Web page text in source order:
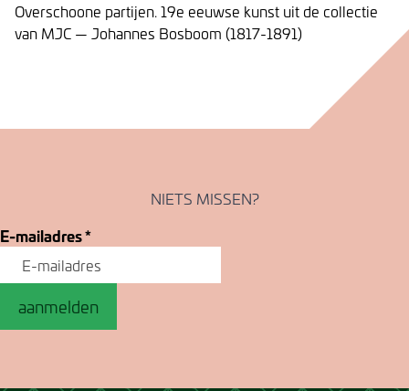
Overschoone partijen. 19e eeuwse kunst uit de collectie
van MJC — Johannes Bosboom (1817-1891)
NIETS MISSEN?
E-mailadres*
aanmelden